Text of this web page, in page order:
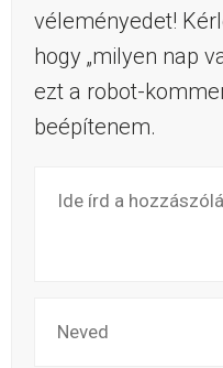
véleményedet!
hogy „milyen nap
ezt a robot-
beépítenem.